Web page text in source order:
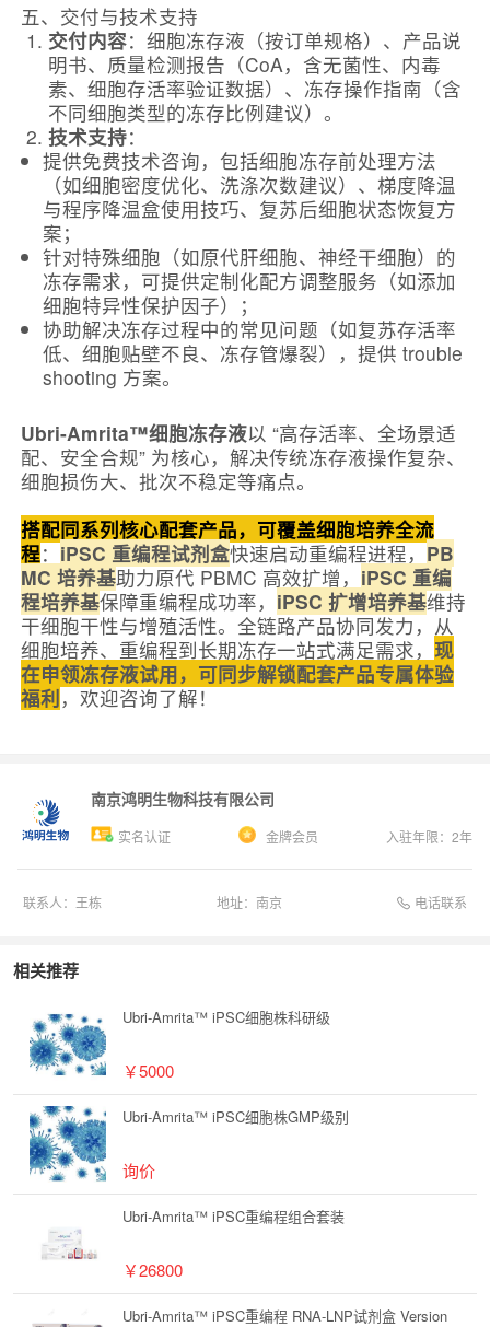
五、交付与技术支持
交付内容：细胞冻存液（按订单规格）、产品说
明书、质量检测报告（CoA，含无菌性、内毒
素、细胞存活率验证数据）、冻存操作指南（含
不同细胞类型的冻存比例建议）。
技术支持：
提供免费技术咨询，包括细胞冻存前处理方法
（如细胞密度优化、洗涤次数建议）、梯度降温
与程序降温盒使用技巧、复苏后细胞状态恢复方
案；
针对特殊细胞（如原代肝细胞、神经干细胞）的
冻存需求，可提供定制化配方调整服务（如添加
细胞特异性保护因子）；
协助解决冻存过程中的常见问题（如复苏存活率
低、细胞贴壁不良、冻存管爆裂），提供 trouble
shooting 方案。
Ubri-Amrita™细胞冻存液以 “高存活率、全场景适
配、安全合规” 为核心，解决传统冻存液操作复杂、
细胞损伤大、批次不稳定等痛点。
搭配同系列核心配套产品，可覆盖细胞培养全流
程： iPSC 重编程试剂盒快速启动重编程进程， PB
MC 培养基助力原代 PBMC 高效扩增， iPSC 重编
程培养基保障重编程成功率， iPSC 扩增培养基维持
干细胞干性与增殖活性。全链路产品协同发力，从
细胞培养、重编程到长期冻存一站式满足需求， 现
在申领冻存液试用，可同步解锁配套产品专属体验
福利，欢迎咨询了解！
南京鸿明生物科技有限公司
实名认证 金牌会员 入驻年限： 2年
联系人： 王栋 地址： 南京 电话联系
相关推荐
Ubri-Amrita™ iPSC细胞株科研级
￥5000
Ubri-Amrita™ iPSC细胞株GMP级别
询价
Ubri-Amrita™ iPSC重编程组合套装
￥26800
Ubri-Amrita™ iPSC重编程 RNA-LNP试剂盒 Version